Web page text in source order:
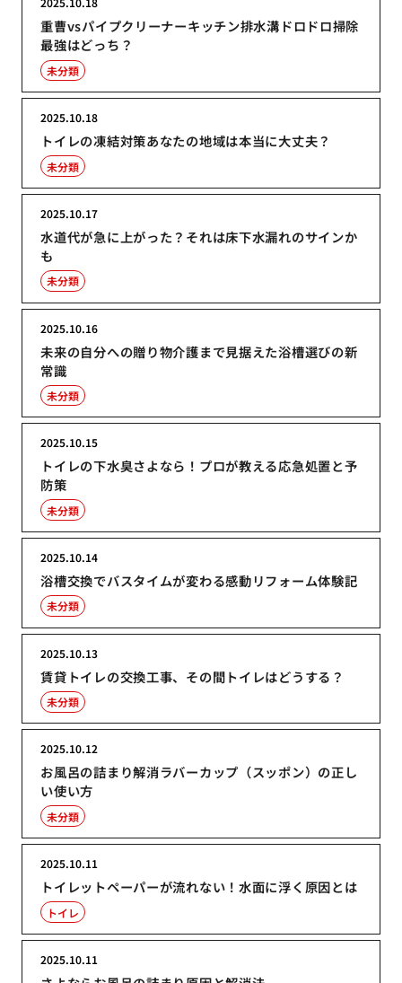
重曹vsパイプクリーナーキッチン排水溝ドロドロ掃除
最強はどっち？
未分類
トイレの凍結対策あなたの地域は本当に大丈夫？
2025.10.18
未分類
水道代が急に上がった？それは床下水漏れのサインか
も
2025.10.17
未分類
未来の自分への贈り物介護まで見据えた浴槽選びの新
常識
2025.10.16
未分類
トイレの下水臭さよなら！プロが教える応急処置と予
防策
2025.10.15
未分類
浴槽交換でバスタイムが変わる感動リフォーム体験記
2025.10.14
未分類
賃貸トイレの交換工事、その間トイレはどうする？
2025.10.13
未分類
お風呂の詰まり解消ラバーカップ（スッポン）の正し
い使い方
2025.10.12
未分類
トイレットペーパーが流れない！水面に浮く原因とは
2025.10.11
トイレ
2025.10.11